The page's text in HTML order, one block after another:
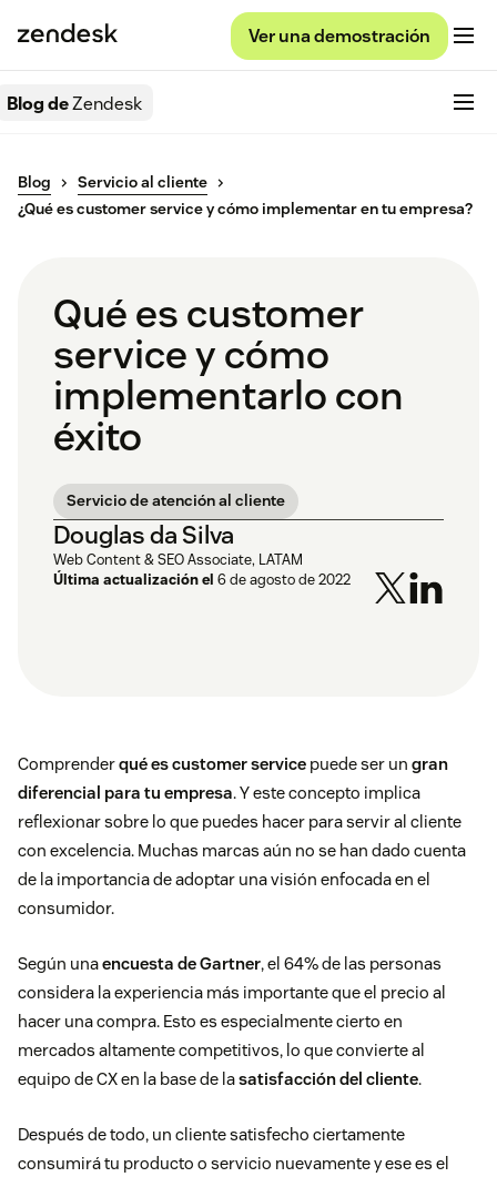
Ver una demostración
Blog deZendesk
Blog
Servicio al cliente
¿Qué es customer service y cómo implementar en tu empresa?
Qué es customer
service y cómo
implementarlo con
éxito
Servicio de atención al cliente
Douglas da Silva
Web Content & SEO Associate, LATAM
Última actualización el 6 de agosto de 2022
Comprenderqué es customer service puede ser un gran
diferencial para tu empresa. Y este concepto implica
reflexionar sobre lo que puedes hacer para servir al cliente
con excelencia. Muchas marcas aún no se han dado cuenta
de la importancia de adoptar una visión enfocada en el
consumidor.
Según unaencuesta de Gartner, el 64% de las personas
considera la experiencia más importante que el precio al
hacer una compra. Esto es especialmente cierto en
mercados altamente competitivos, lo que convierte al
equipo de CX en la base de lasatisfacción del cliente.
Después de todo, un cliente satisfecho ciertamente
consumirá tu producto o servicio nuevamente y ese es el